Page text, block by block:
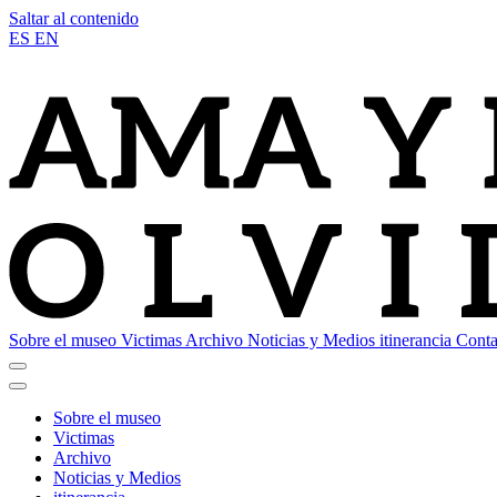
Saltar al contenido
ES EN
Sobre el museo Victimas Archivo Noticias y Medios itinerancia
Sobre el museo
Victimas
Archivo
Noticias y Medios